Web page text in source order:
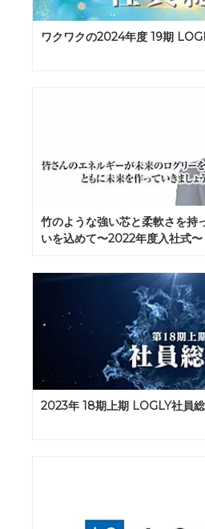
ワクワクの2024年度 19期
竹のような強い芯と柔軟さを持
いを込めて〜2022年度入社式〜
2023年 18期上期 LOGLY社員